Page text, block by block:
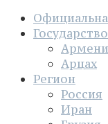
Государство
Арцах
Регион
Россия
Иран